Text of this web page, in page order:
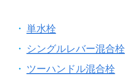
単水栓
シングルレバー混合栓
ツーハンドル混合栓